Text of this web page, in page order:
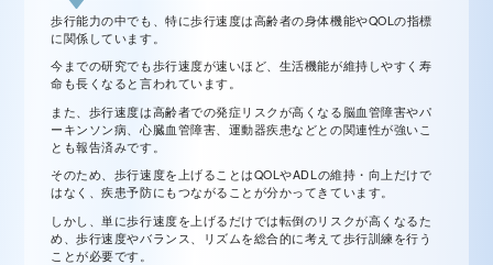
歩行能力の中でも、特に歩行速度は高齢者の身体機能やQOLの指標
に関係しています。
今までの研究でも歩行速度が速いほど、生活機能が維持しやすく寿
命も長くなると言われています。
また、歩行速度は高齢者での発症リスクが高くなる脳血管障害やパ
ーキンソン病、心臓血管障害、運動器疾患などとの関連性が強いこ
とも報告済みです。
そのため、歩行速度を上げることはQOLやADLの維持・向上だけで
はなく、疾患予防にもつながることが分かってきています。
しかし、単に歩行速度を上げるだけでは転倒のリスクが高くなるた
め、歩行速度やバランス、リズムを総合的に考えて歩行訓練を行う
ことが必要です。